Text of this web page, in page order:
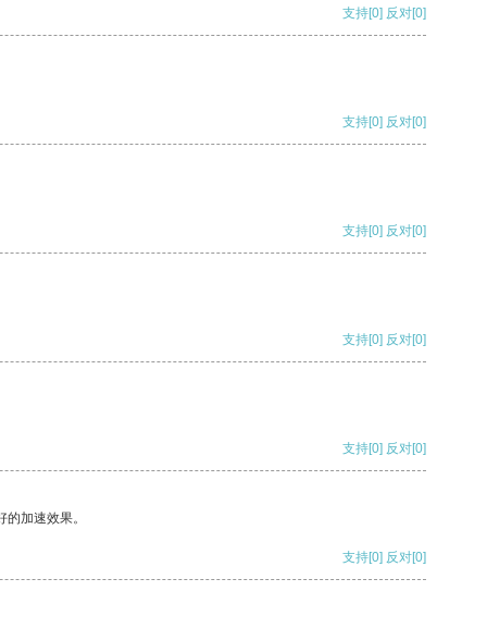
支持[0] 反对[0]
支持[0] 反对[0]
支持[0] 反对[0]
支持[0] 反对[0]
支持[0] 反对[0]
加速效果。
支持[0] 反对[0]